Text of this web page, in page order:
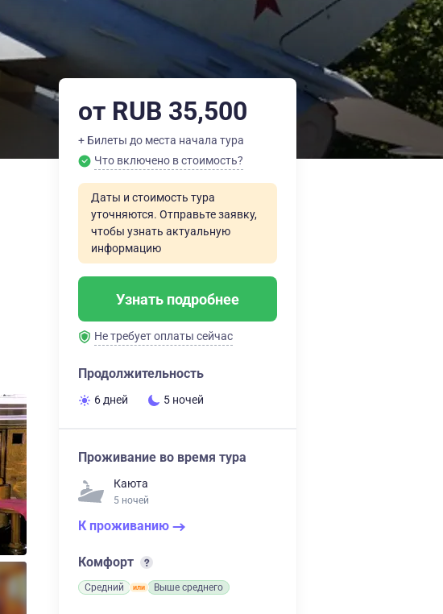
от RUB 35,500
+ Билеты до места начала тура
Что включено в стоимость?
Даты и стоимость тура
уточняются. Отправьте заявку,
чтобы узнать актуальную
информацию
Узнать подробнее
Не требует оплаты сейчас
Продолжительность
6 дней 5 ночей
Проживание во время тура
Каюта
5 ночей
К проживанию
Комфорт
Средний Выше среднего